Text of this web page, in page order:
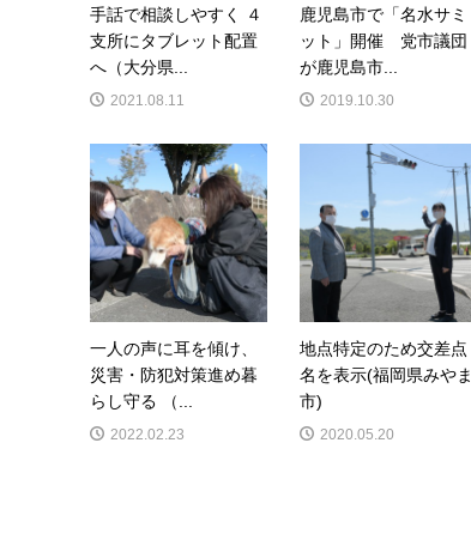
手話で相談しやすく ４
支所にタブレット配置
へ（大分県...
2021.08.11
鹿児島市で「名水サミ
ット」開催 党市議団
が鹿児島市...
2019.10.30
一人の声に耳を傾け、
災害・防犯対策進め暮
らし守る （...
2022.02.23
地点特定のため交差点
名を表示(福岡県みやま
市)
2020.05.20